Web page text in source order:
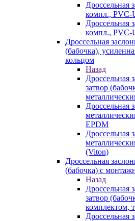
Дроссельная
компл., PVC-
Дроссельная
компл., PVC-
Дроссельная
(бабочка),
кольцом
Назад
Дроссельная
затвор
Дроссельная
EPDM
Дроссельная
(Viton)
Дроссельная
(бабочка) с
Назад
Дроссельная
затвор
комплектом,
Дроссельная